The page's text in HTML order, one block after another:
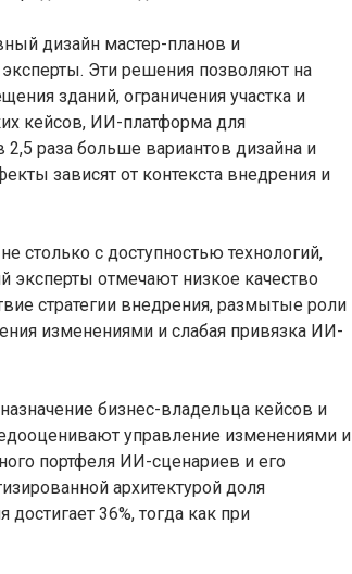
дизайн мастер-планов и
Эти решения позволяют на
зданий, ограничения участка и
кейсов, ИИ-платформа для
раза больше вариантов дизайна и
зависят от контекста внедрения и
столько с доступностью технологий,
эксперты отмечают низкое качество
стратегии внедрения, размытые роли
изменениями и слабая привязка ИИ-
бизнес-владельца кейсов и
управление изменениями и
портфеля ИИ-сценариев и его
архитектурой доля
36%, тогда как при